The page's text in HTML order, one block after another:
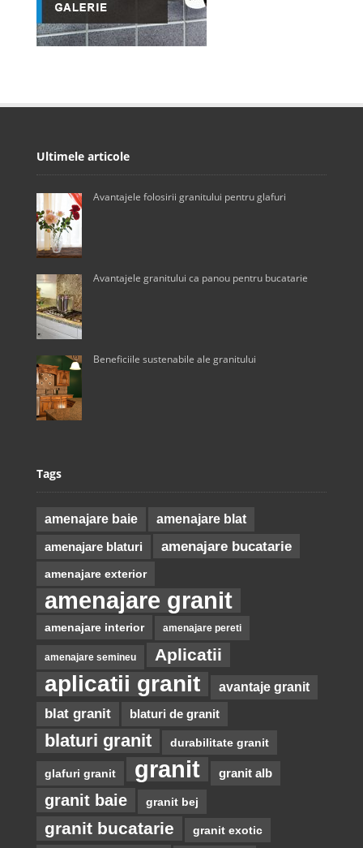
Ultimele articole
Avantajele folosirii granitului pentru glafuri
Avantajele granitului ca panou pentru bucatarie
Beneficiile sustenabile ale granitului
Tags
amenajare baie amenajare blat
amenajare blaturi amenajare bucatarie
amenajare exterior
amenajare granit
amenajare interior amenajare pereti
amenajare semineu Aplicatii
aplicatii granit avantaje granit
blat granit blaturi de granit
blaturi granit durabilitate granit
glafuri granit granit granit alb
granit baie granit bej
granit bucatarie granit exotic